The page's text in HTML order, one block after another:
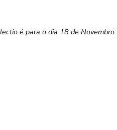
é para o dia 18 de Novembro